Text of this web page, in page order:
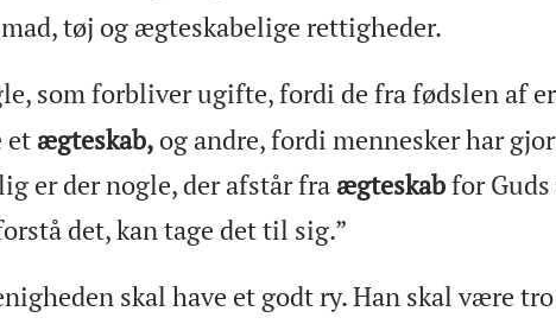
tøj og ægteskabelige rettigheder.
som forbliver ugifte, fordi de fra fødslen af
et ægteskab,og andre, fordi mennesker har
er der nogle, der afstår fra ægteskabfor
det, kan tage det til sig.”
skal have et godt ry. Han skal være